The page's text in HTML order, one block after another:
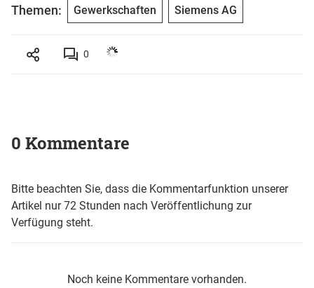
Themen: Gewerkschaften Siemens AG
0
0 Kommentare
Bitte beachten Sie, dass die Kommentarfunktion unserer
Artikel nur 72 Stunden nach Veröffentlichung zur
Verfügung steht.
Noch keine Kommentare vorhanden.